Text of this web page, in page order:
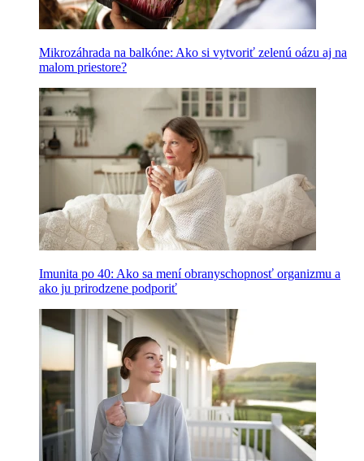
Mikrozáhrada na balkóne: Ako si vytvoriť zelenú oázu aj na
malom priestore?
Imunita po 40: Ako sa mení obranyschopnosť organizmu a
ako ju prirodzene podporiť